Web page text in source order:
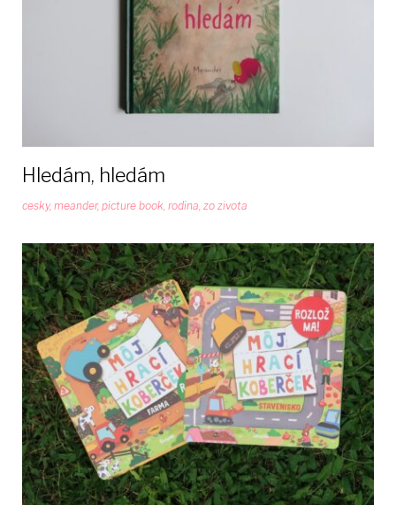
Hledám, hledám
cesky, meander, picture book, rodina, zo zivota